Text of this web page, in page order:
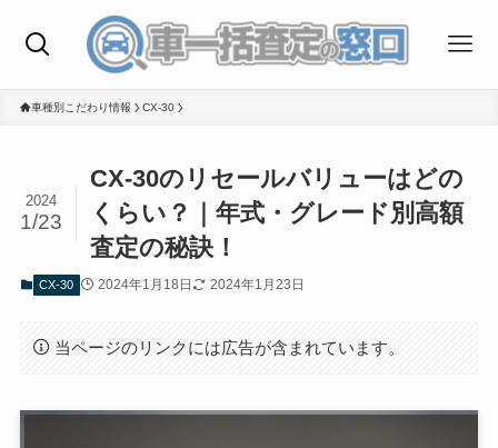
車種別こだわり情報 CX-30
CX-30のリセールバリューはどの
くらい？｜年式・グレード別高額
査定の秘訣！
2024
1/23
CX-30 2024年1月18日 2024年1月23日
当ページのリンクには広告が含まれています。